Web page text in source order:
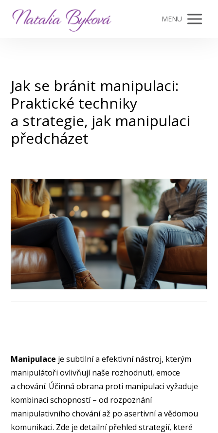
MENU
Jak se bránit manipulaci:
Praktické techniky
a strategie, jak manipulaci
předcházet
Manipulace je subtilní a efektivní nástroj, kterým
manipulátoři ovlivňují naše rozhodnutí, emoce
a chování. Účinná obrana proti manipulaci vyžaduje
kombinaci schopností – od rozpoznání
manipulativního chování až po asertivní a vědomou
komunikaci. Zde je detailní přehled strategií, které